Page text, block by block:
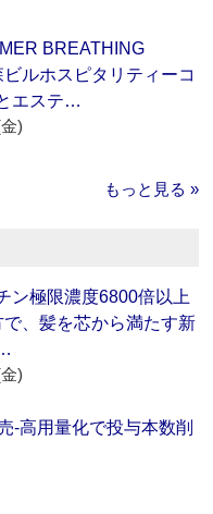
BREATHING
ルホスピタリティーコ
エステ…
)
もっと見る »
ン極限濃度6800倍以上
、髪を芯から満たす新
)
‐高用量化で投与本数削